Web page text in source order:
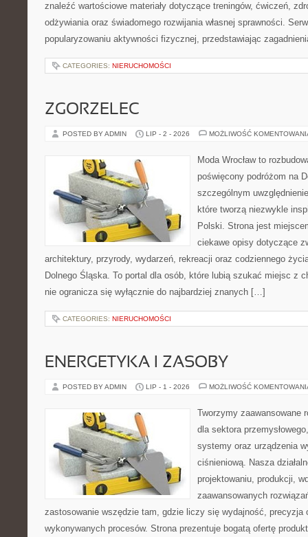
znaleźć wartościowe materiały dotyczące treningów, ćwiczeń,
odżywiania oraz świadomego rozwijania własnej sprawności.
popularyzowaniu aktywności fizycznej, przedstawiając
CATEGORIES: NIERUCHOMOŚCI
ZGORZELEC
POSTED BY ADMIN LIP - 2 - 2026 MOŻLIWOŚĆ
Moda Wrocław to
poświęcony podróżom na
szczególnym
które tworzą niezwykle
Polski. Strona jest
ciekawe opisy dotyczące
architektury, przyrody, wydarzeń, rekreacji oraz codziennego
Dolnego Śląska. To portal dla osób, które lubią szukać miejsc z
nie ogranicza się wyłącznie do najbardziej znanych […]
CATEGORIES: NIERUCHOMOŚCI
ENERGETYKA I ZASOBY
POSTED BY ADMIN LIP - 1 - 2026 MOŻLIWOŚĆ
Tworzymy zaawansowane
dla sektora
systemy oraz urządzenia
ciśnieniową. Nasza
projektowaniu, produkcji,
zaawansowanych
zastosowanie wszędzie tam, gdzie liczy się wydajność, precyzja
wykonywanych procesów. Strona prezentuje bogatą ofertę